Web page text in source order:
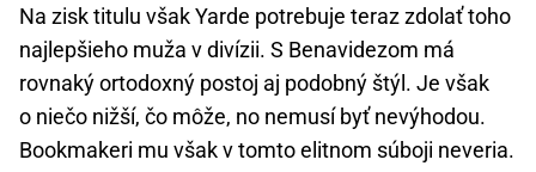
Na zisk titulu však Yarde potrebuje teraz zdolať toho
najlepšieho muža v divízii. S Benavidezom má
rovnaký ortodoxný postoj aj podobný štýl. Je však
o niečo nižší, čo môže, no nemusí byť nevýhodou.
Bookmakeri mu však v tomto elitnom súboji neveria.